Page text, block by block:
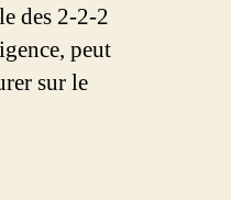
des 2-2-2
peut
sur le